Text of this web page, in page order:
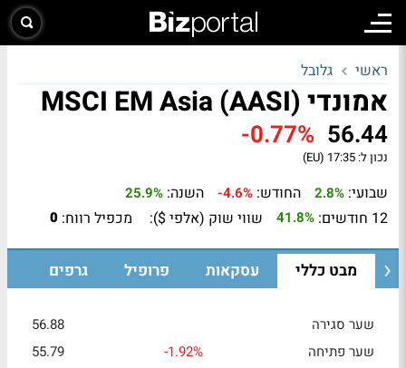
ראשי גלובל
אמונדי MSCI EM Asia (AASI)
56.44
-0.77%
נכון ל: 17:35 (EU)
שבועי: 2.8% החודש: -4.6% השנה: 25.9%
12 חודשים: 41.8% שווי שוק (אלפי $): מכפיל רווח: 0
מבט כללי עסקאות פרופיל גרפים
שער סגירה
56.88
שער פתיחה
-1.92%
55.79